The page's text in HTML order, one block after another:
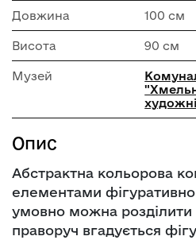
Довжина 100 см
Висота 90 см
Музей
Опис
Абстрактна кольорова
елементами
умовно можна розділити
праворуч вгадується